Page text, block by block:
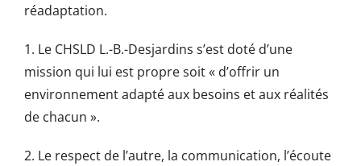
réadaptation.
1. Le CHSLD L.-B.-Desjardins s’est doté d’une
mission qui lui est propre soit « d’offrir un
environnement adapté aux besoins et aux réalités
de chacun ».
2. Le respect de l’autre, la communication, l’écoute